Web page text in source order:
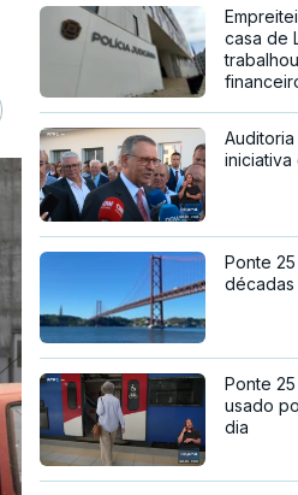
casa de
iniciativa
Ponte
décadas
Ponte
usado
dia